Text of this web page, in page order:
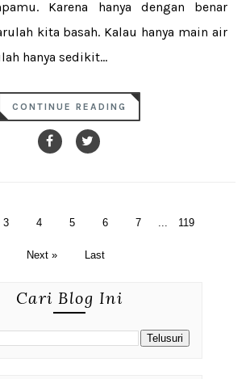
Karena hanya dengan benar
kita basah. Kalau hanya main air
hanya sedikit...
CONTINUE READING
3 4 5 6 7 ... 119
Next » Last
Cari Blog Ini